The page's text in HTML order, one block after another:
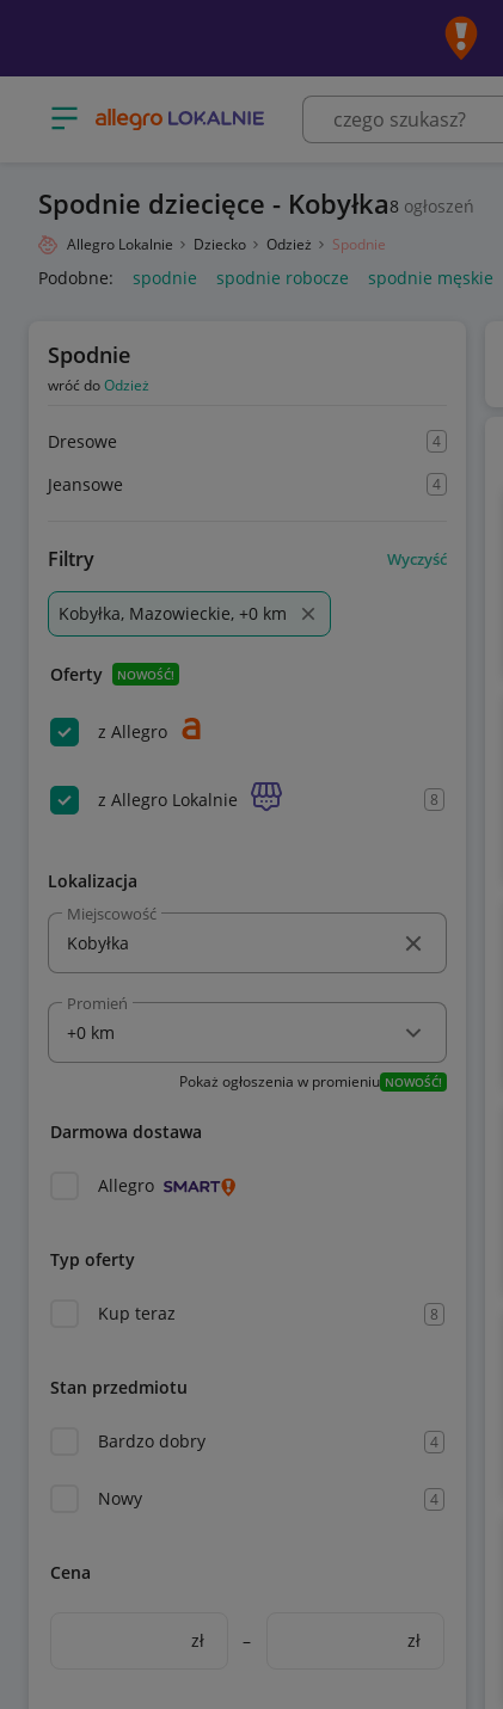
Otwórz menu z kategoriami
Spodnie dziecięce - Kobyłka8 ogłoszeń
Allegro Lokalnie Dziecko Odzież Spodnie
Podobne: spodnie spodnie robocze spodnie męskie
Spodnie
wróć doOdzież
Dresowe 4
Jeansowe 4
Filtry Wyczyść
Kobyłka, Mazowieckie, +0 km
Oferty NOWOŚĆ!
z Allegro
z Allegro Lokalnie 8
Lokalizacja
Miejscowość
Promień
Pokaż ogłoszenia w promieniu NOWOŚĆ!
Darmowa dostawa
Allegro
Typ oferty
Kup teraz 8
Stan przedmiotu
Bardzo dobry 4
Nowy 4
Cena
zł – zł